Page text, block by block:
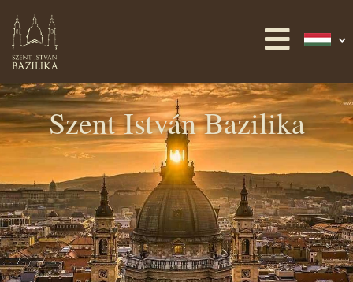
Szent István Bazilika